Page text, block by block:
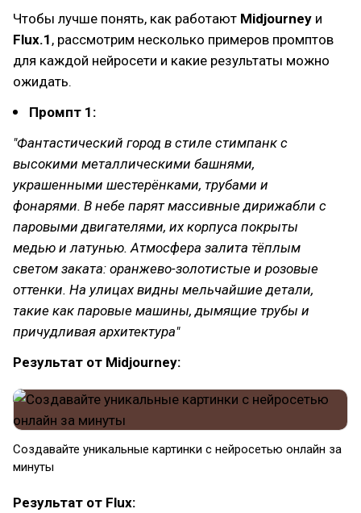
Чтобы лучше понять, как работают Midjourney и
Flux.1 , рассмотрим несколько примеров промптов
для каждой нейросети и какие результаты можно
ожидать.
Промпт 1:
"Фантастический город в стиле стимпанк с
высокими металлическими башнями,
украшенными шестерёнками, трубами и
фонарями. В небе парят массивные дирижабли с
паровыми двигателями, их корпуса покрыты
медью и латунью. Атмосфера залита тёплым
светом заката: оранжево-золотистые и розовые
оттенки. На улицах видны мельчайшие детали,
такие как паровые машины, дымящие трубы и
причудливая архитектура"
Результат от Midjourney:
Создавайте уникальные картинки с нейросетью онлайн за
минуты
Результат от Flux: